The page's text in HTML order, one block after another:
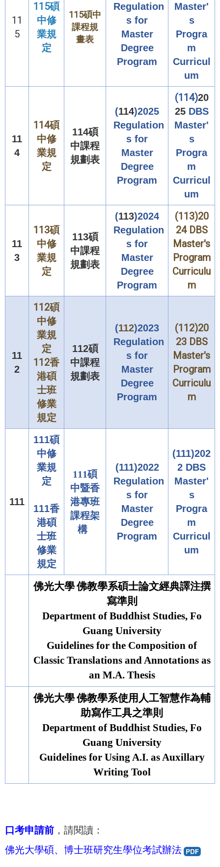
11
5
115碩
中修
業規
定
115碩中
課程規
畫表
Regulation
s for
Master
Degree
Program
Master'
s
Progra
m
Curricul
um
11
4
114碩
中修
業規
定
114碩
中課程
規劃表
(114)2025
Regulation
s for
Master
Degree
Program
(114)20
25DBS
Master'
s
Progra
m
Curricul
um
11
3
113碩
中修
業規
定
113碩
中課程
規劃表
(113)2024
Regulation
s for
Master
Degree
Program
(113)20
24 DBS
Master's
Program
Curriculu
m
11
2
112碩
中修
業規
定
112香
港碩
士班
修業
規定
112碩
中課程
規劃表
(112)2023
Regulation
s for
Master
Degree
Program
(112)20
23 DBS
Master's
Program
Curriculu
m
111
111碩
中修
業規
定
111香
港碩
士班
修業
規定
111碩
中暨香
港專班
課程架
構
(111)2022
Regulation
s for
Master
Degree
Program
(111)202
2 DBS
Master'
s
Progra
m
Curricul
um
佛光大學佛教學系碩士論文經典譯注撰
寫準則
Department of Buddhist Studies, Fo
Guang University
Guidelines for the Composition of
Classic Translations and Annotations as
an M.A. Thesis
佛光大學佛教學系使用人工智慧作為輔
助寫作工具之準則
Department of Buddhist Studies, Fo
Guang University
Guidelines for Using A.I. as Auxillary
Writing Tool
口考申請前 ，請閱讀：
佛光大學碩、博士班研究生學位考試辦法